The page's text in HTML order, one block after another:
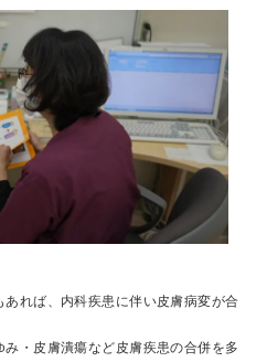
れば、内科疾患に伴い皮膚病変が合
・皮膚潰瘍など皮膚疾患の合併を多